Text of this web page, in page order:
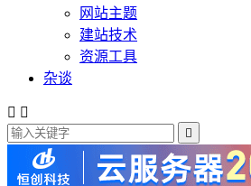
网站主题
建站技术
资源工具
杂谈
 
